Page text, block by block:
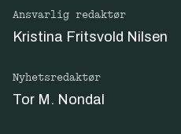
Ansvarlig redaktør
Kristina Fritsvold Nilsen
Nyhetsredaktør
Tor M. Nondal